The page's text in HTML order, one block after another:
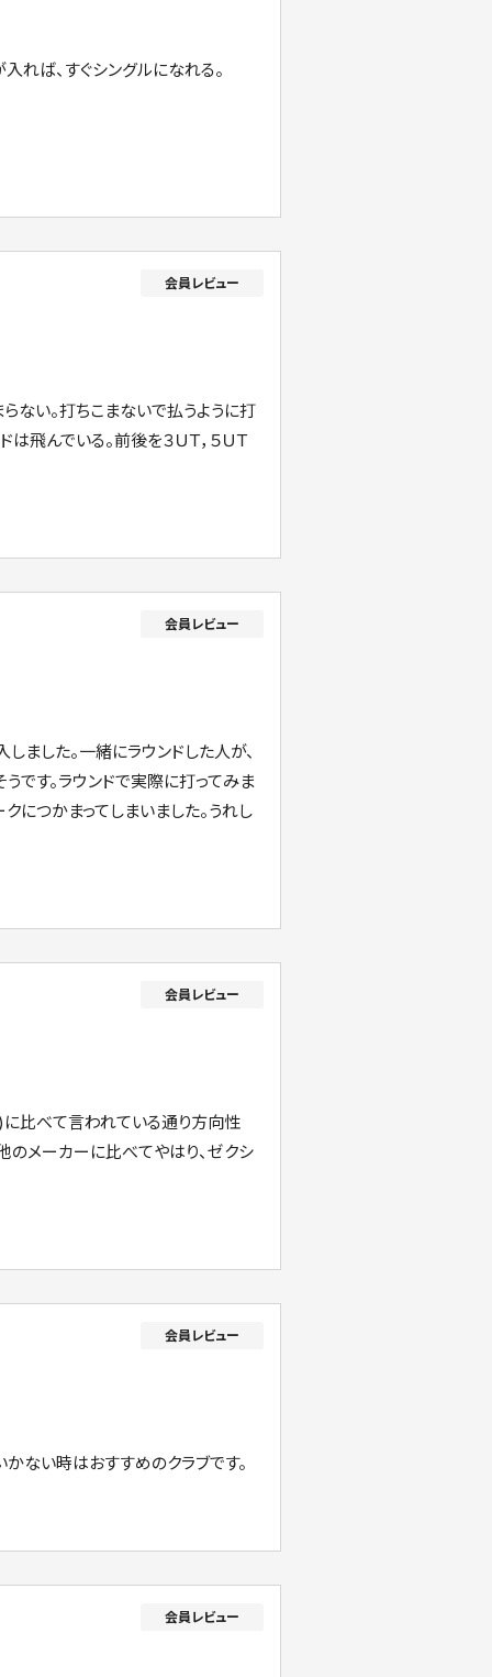
れば、すぐシングルになれる。
ない。打ちこまないで払うように打
飛んでいる。前後を３ＵＴ，５ＵＴ
ました。一緒にラウンドした人が、
です。ラウンドで実際に打ってみま
につかまってしまいました。うれし
に比べて言われている通り方向性
のメーカーに比べてやはり、ゼクシ
ない時はおすすめのクラブです。